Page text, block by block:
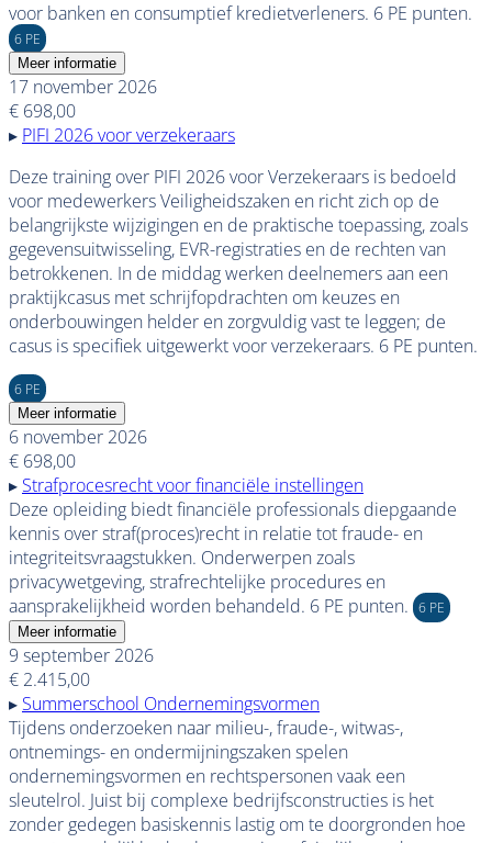
voor banken en consumptief kredietverleners. 6 PE punten.
6 PE
Meer informatie
17 november 2026
€ 698,00
▸ PIFI 2026 voor verzekeraars
Deze training over PIFI 2026 voor Verzekeraars is bedoeld
voor medewerkers Veiligheidszaken en richt zich op de
belangrijkste wijzigingen en de praktische toepassing, zoals
gegevensuitwisseling, EVR-registraties en de rechten van
betrokkenen. In de middag werken deelnemers aan een
praktijkcasus met schrijfopdrachten om keuzes en
onderbouwingen helder en zorgvuldig vast te leggen; de
casus is specifiek uitgewerkt voor verzekeraars. 6 PE punten.
6 PE
Meer informatie
6 november 2026
€ 698,00
▸ Strafprocesrecht voor financiële instellingen
Deze opleiding biedt financiële professionals diepgaande
kennis over straf(proces)recht in relatie tot fraude- en
integriteitsvraagstukken. Onderwerpen zoals
privacywetgeving, strafrechtelijke procedures en
aansprakelijkheid worden behandeld. 6 PE punten. 6 PE
Meer informatie
9 september 2026
€ 2.415,00
▸ Summerschool Ondernemingsvormen
Tijdens onderzoeken naar milieu-, fraude-, witwas-,
ontnemings- en ondermijningszaken spelen
ondernemingsvormen en rechtspersonen vaak een
sleutelrol. Juist bij complexe bedrijfsconstructies is het
zonder gedegen basiskennis lastig om te doorgronden hoe